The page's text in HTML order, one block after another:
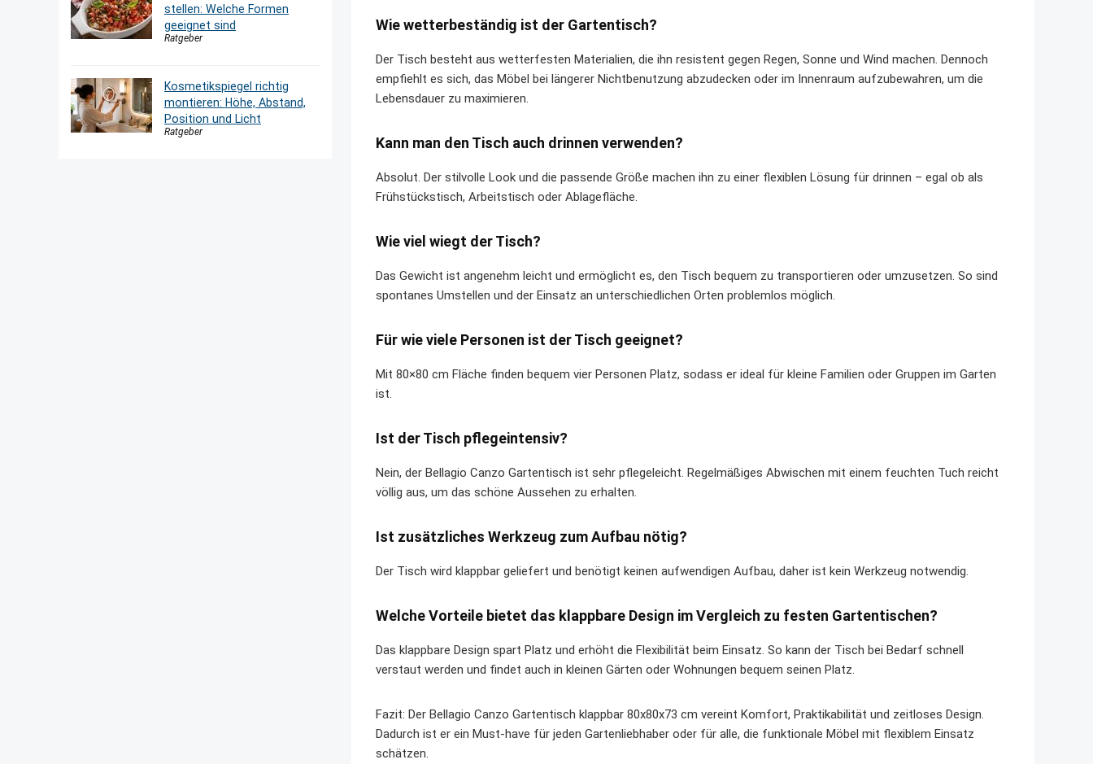
Wie wetterbeständig ist der Gartentisch?
Der Tisch besteht aus wetterfesten Materialien, die ihn resistent gegen Regen, Sonne und Wind machen. Dennoch
empfiehlt es sich, das Möbel bei längerer Nichtbenutzung abzudecken oder im Innenraum aufzubewahren, um die
Lebensdauer zu maximieren.
Kann man den Tisch auch drinnen verwenden?
Absolut. Der stilvolle Look und die passende Größe machen ihn zu einer flexiblen Lösung für drinnen – egal ob als
Frühstückstisch, Arbeitstisch oder Ablagefläche.
Wie viel wiegt der Tisch?
Das Gewicht ist angenehm leicht und ermöglicht es, den Tisch bequem zu transportieren oder umzusetzen. So sind
spontanes Umstellen und der Einsatz an unterschiedlichen Orten problemlos möglich.
Für wie viele Personen ist der Tisch geeignet?
Mit 80×80 cm Fläche finden bequem vier Personen Platz, sodass er ideal für kleine Familien oder Gruppen im Garten
ist.
Ist der Tisch pflegeintensiv?
Nein, der Bellagio Canzo Gartentisch ist sehr pflegeleicht. Regelmäßiges Abwischen mit einem feuchten Tuch reicht
völlig aus, um das schöne Aussehen zu erhalten.
Ist zusätzliches Werkzeug zum Aufbau nötig?
Der Tisch wird klappbar geliefert und benötigt keinen aufwendigen Aufbau, daher ist kein Werkzeug notwendig.
Welche Vorteile bietet das klappbare Design im Vergleich zu festen Gartentischen?
Das klappbare Design spart Platz und erhöht die Flexibilität beim Einsatz. So kann der Tisch bei Bedarf schnell
verstaut werden und findet auch in kleinen Gärten oder Wohnungen bequem seinen Platz.
Fazit: Der Bellagio Canzo Gartentisch klappbar 80x80x73 cm vereint Komfort, Praktikabilität und zeitloses Design.
Dadurch ist er ein Must-have für jeden Gartenliebhaber oder für alle, die funktionale Möbel mit flexiblem Einsatz
schätzen.
stellen: Welche Formen
geeignet sind
Ratgeber
Kosmetikspiegel richtig
montieren: Höhe, Abstand,
Position und Licht
Ratgeber